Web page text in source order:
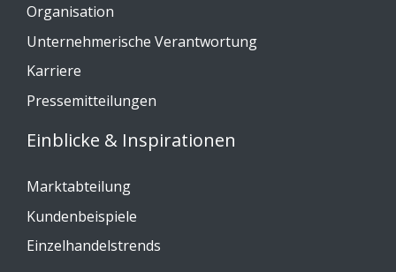
Organisation
Unternehmerische Verantwortung
Karriere
Pressemitteilungen
Einblicke & Inspirationen
Marktabteilung
Kundenbeispiele
Einzelhandelstrends